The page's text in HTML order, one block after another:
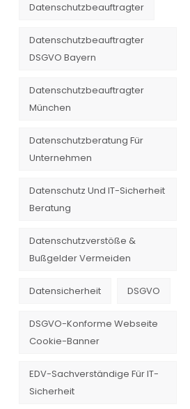
Datenschutzbeauftragter
Datenschutzbeauftragter
DSGVO Bayern
Datenschutzbeauftragter
München
Datenschutzberatung Für
Unternehmen
Datenschutz Und IT-Sicherheit
Beratung
Datenschutzverstöße &
Bußgelder Vermeiden
Datensicherheit DSGVO
DSGVO-Konforme Webseite
Cookie-Banner
EDV-Sachverständige Für IT-
Sicherheit